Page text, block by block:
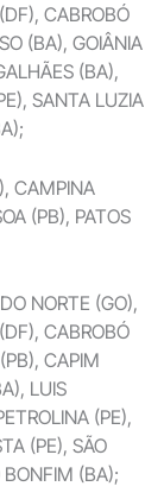
CABROBÓ
(BA), GOIÂNIA
(BA),
SANTA LUZIA
CAMPINA
(PB), PATOS
NORTE (GO),
CABROBÓ
CAPIM
LUIS
(PE),
(PE), SÃO
BONFIM (BA);